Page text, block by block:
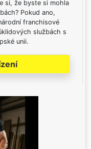
si, že byste si mohla
Pokud ano,
franchisové
službách s
unii.